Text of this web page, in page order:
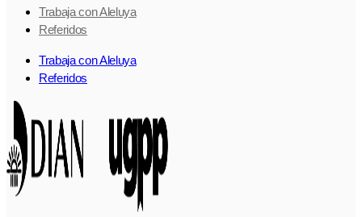
Trabaja con Aleluya
Referidos
Trabaja con Aleluya
Referidos